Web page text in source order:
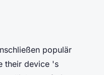
populär
their device 's